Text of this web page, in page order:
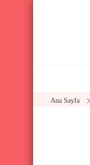
Ana Sayfa